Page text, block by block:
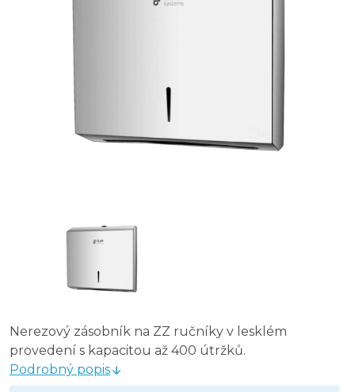
Nerezový zásobník na ZZ ručníky v lesklém
provedení s kapacitou až 400 útržků.
Podrobný popis